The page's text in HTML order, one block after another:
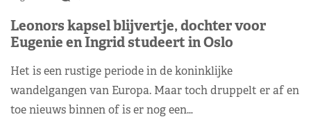
Leonors kapsel blijvertje, dochter voor
Eugenie en Ingrid studeert in Oslo
Het is een rustige periode in de koninklijke
wandelgangen van Europa. Maar toch druppelt er af en
toe nieuws binnen of is er nog een…